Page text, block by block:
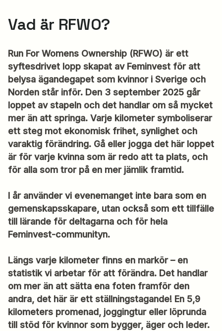
Vad är RFWO?
Run For Womens Ownership (RFWO) är ett
syftesdrivet lopp skapat av Feminvest för att
belysa ägandegapet som kvinnor i Sverige och
Norden står inför. Den 3 september 2025 går
loppet av stapeln och det handlar om så mycket
mer än att springa. Varje kilometer symboliserar
ett steg mot ekonomisk frihet, synlighet och
varaktig förändring. Gå eller jogga det här loppet
är för varje kvinna som är redo att ta plats, och
för alla som tror på en mer jämlik framtid.
I år använder vi evenemanget inte bara som en
gemenskapsskapare, utan också som ett tillfälle
till lärande för deltagarna och för hela
Feminvest-communityn.
Längs varje kilometer finns en markör – en
statistik vi arbetar för att förändra. Det handlar
om mer än att sätta ena foten framför den
andra, det här är ett ställningstagande! En 5,9
kilometers promenad, joggingtur eller löprunda
till stöd för kvinnor som bygger, äger och leder.